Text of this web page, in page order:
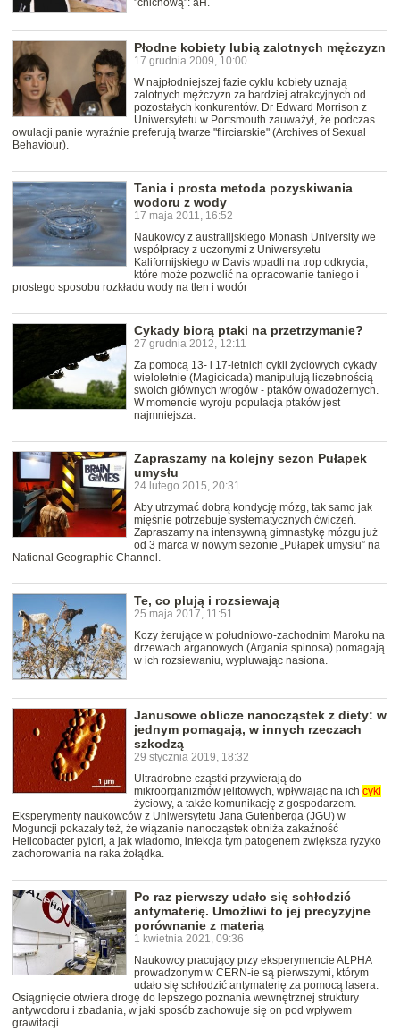
"chichową": aH.
Płodne kobiety lubią zalotnych mężczyzn
17 grudnia 2009, 10:00
W najpłodniejszej fazie cyklu kobiety uznają
zalotnych mężczyzn za bardziej atrakcyjnych od
pozostałych konkurentów. Dr Edward Morrison z
Uniwersytetu w Portsmouth zauważył, że podczas
owulacji panie wyraźnie preferują twarze "flirciarskie" (Archives of Sexual
Behaviour).
Tania i prosta metoda pozyskiwania
wodoru z wody
17 maja 2011, 16:52
Naukowcy z australijskiego Monash University we
współpracy z uczonymi z Uniwersytetu
Kalifornijskiego w Davis wpadli na trop odkrycia,
które może pozwolić na opracowanie taniego i
prostego sposobu rozkładu wody na tlen i wodór
Cykady biorą ptaki na przetrzymanie?
27 grudnia 2012, 12:11
Za pomocą 13- i 17-letnich cykli życiowych cykady
wieloletnie (Magicicada) manipulują liczebnością
swoich głównych wrogów - ptaków owadożernych.
W momencie wyroju populacja ptaków jest
najmniejsza.
Zapraszamy na kolejny sezon Pułapek
umysłu
24 lutego 2015, 20:31
Aby utrzymać dobrą kondycję mózg, tak samo jak
mięśnie potrzebuje systematycznych ćwiczeń.
Zapraszamy na intensywną gimnastykę mózgu już
od 3 marca w nowym sezonie „Pułapek umysłu” na
National Geographic Channel.
Te, co plują i rozsiewają
25 maja 2017, 11:51
Kozy żerujące w południowo-zachodnim Maroku na
drzewach arganowych (Argania spinosa) pomagają
w ich rozsiewaniu, wypluwając nasiona.
Janusowe oblicze nanocząstek z diety: w
jednym pomagają, w innych rzeczach
szkodzą
29 stycznia 2019, 18:32
Ultradrobne cząstki przywierają do
mikroorganizmów jelitowych, wpływając na ich cykl
życiowy, a także komunikację z gospodarzem.
Eksperymenty naukowców z Uniwersytetu Jana Gutenberga (JGU) w
Moguncji pokazały też, że wiązanie nanocząstek obniża zakaźność
Helicobacter pylori, a jak wiadomo, infekcja tym patogenem zwiększa ryzyko
zachorowania na raka żołądka.
Po raz pierwszy udało się schłodzić
antymaterię. Umożliwi to jej precyzyjne
porównanie z materią
1 kwietnia 2021, 09:36
Naukowcy pracujący przy eksperymencie ALPHA
prowadzonym w CERN-ie są pierwszymi, którym
udało się schłodzić antymaterię za pomocą lasera.
Osiągnięcie otwiera drogę do lepszego poznania wewnętrznej struktury
antywodoru i zbadania, w jaki sposób zachowuje się on pod wpływem
grawitacji.